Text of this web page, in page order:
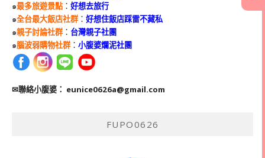
๑最多旅遊景點： 好想去旅行
๑全台最大飯店社群： 好想住飯店踩雷不藏私
๑親子討論社群： 台灣親子社團
๑腦波弱購物社群： 小腹婆爛泥社團
✉聯絡小腹婆： eunice0626a@gmail.com
FUPO0626